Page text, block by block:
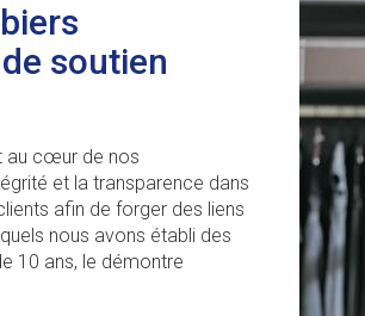
soutien
au cœur de nos
et la transparence dans
afin de forger des liens
nous avons établi des
10 ans, le démontre